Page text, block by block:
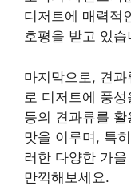
디저트에 매력적
호평을 받고 있습
마지막으로, 견
로 디저트에 풍
등의 견과류를
맛을 이루며, 특
러한 다양한 가
만끽해보세요.